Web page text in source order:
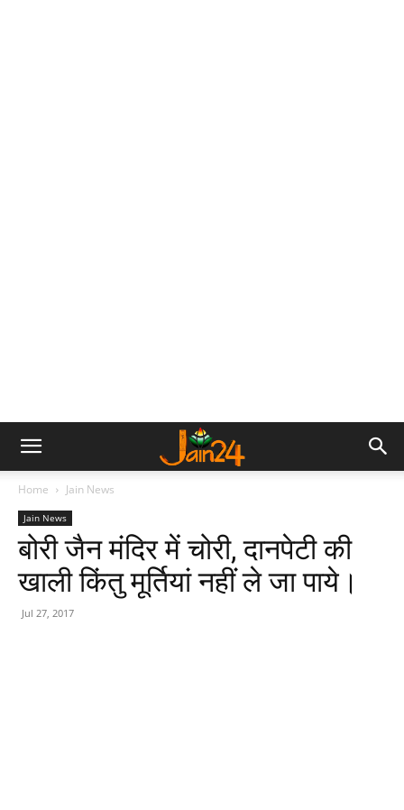
Home Jain News
Jain News
बोरी जैन मंदिर में चोरी, दानपेटी की
खाली किंतु मूर्तियां नहीं ले जा पाये।
Jul 27, 2017